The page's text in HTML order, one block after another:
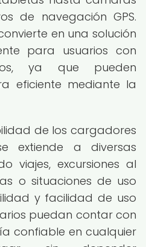
de navegación GPS.
en una solución
para usuarios con
ya que pueden
eficiente mediante la
de los cargadores
extiende a diversas
viajes, excursiones al
o situaciones de uso
y facilidad de uso
puedan contar con
confiable en cualquier